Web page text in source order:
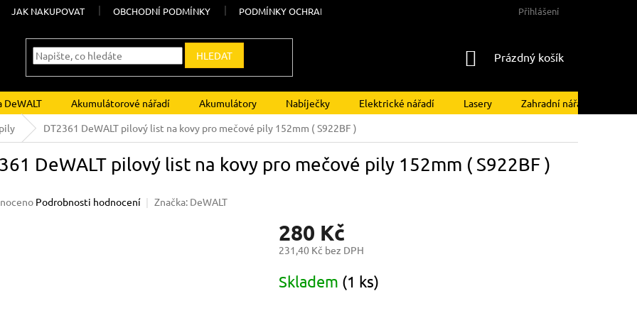
JAK NAKUPOVAT OBCHODNÍ PODMÍNKY PODMÍNKY OCHRANY OSOBNÍCH ÚDAJŮ Přihlášení
HLEDAT
NÁKUPNÍ
Prázdný košík
DeWALT Akumulátorové nářadí Akumulátory Nabíječky Elektrické nářadí Lasery Zahradní nářadí
DT2361 DeWALT pilový list na kovy pro mečové pily 152mm ( S922BF )
DeWALT pilový list na kovy pro mečové pily 152mm ( S922BF )
Podrobnosti hodnocení Značka: DeWALT
280 Kč
231,40 Kč bez DPH
cena:
Skladem (1 ks)